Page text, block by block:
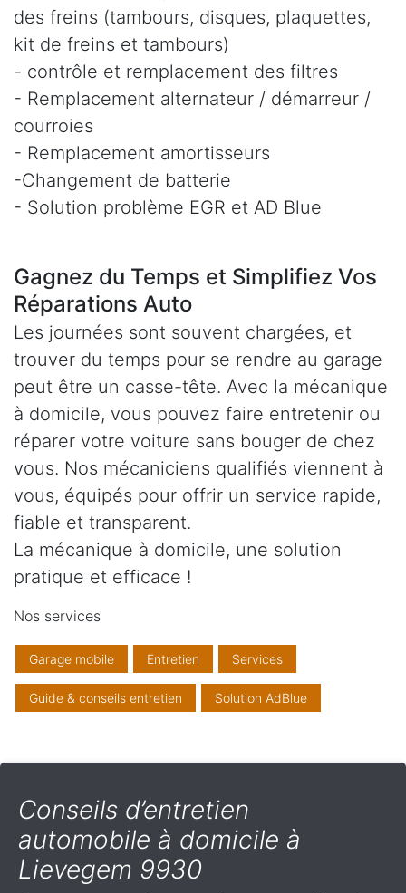
des freins (tambours, disques, plaquettes,
kit de freins et tambours)
- contrôle et remplacement des filtres
- Remplacement alternateur / démarreur /
courroies
- Remplacement amortisseurs
-Changement de batterie
- Solution problème EGR et AD Blue
Gagnez du Temps et Simplifiez Vos
Réparations Auto
Les journées sont souvent chargées, et
trouver du temps pour se rendre au garage
peut être un casse-tête. Avec la mécanique
à domicile, vous pouvez faire entretenir ou
réparer votre voiture sans bouger de chez
vous. Nos mécaniciens qualifiés viennent à
vous, équipés pour offrir un service rapide,
fiable et transparent.
La mécanique à domicile, une solution
pratique et efficace !
Nos services
Garage mobile Entretien Services
Guide & conseils entretien Solution AdBlue
Conseils d’entretien
automobile à domicile à
Lievegem 9930